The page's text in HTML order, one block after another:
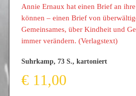
Annie Ernaux hat einen Brief an
können – einen Brief von
Gemeinsames, über Kindheit und
immer verändern. (Verlagstext)
Suhrkamp, 73 S., kartoniert
€ 11,00